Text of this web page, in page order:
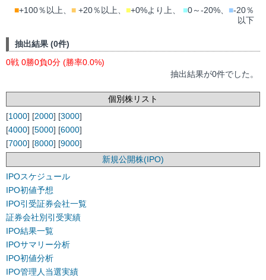
■+100％以上、 ■ +20％以上、 ■+0%より上、 ■0～-20%、 ■-20％
以下
抽出結果 (0件)
0戦 0勝0負0分 (勝率0.0%)
抽出結果が0件でした。
個別株リスト
[1000] [2000] [3000]
[4000] [5000] [6000]
[7000] [8000] [9000]
新規公開株(IPO)
IPOスケジュール
IPO初値予想
IPO引受証券会社一覧
証券会社別引受実績
IPO結果一覧
IPOサマリー分析
IPO初値分析
IPO管理人当選実績